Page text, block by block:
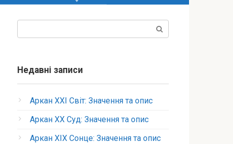
Недавні записи
Аркан XXI Світ: Значення та опис
Аркан XX Суд: Значення та опис
Аркан XIX Сонце: Значення та опис